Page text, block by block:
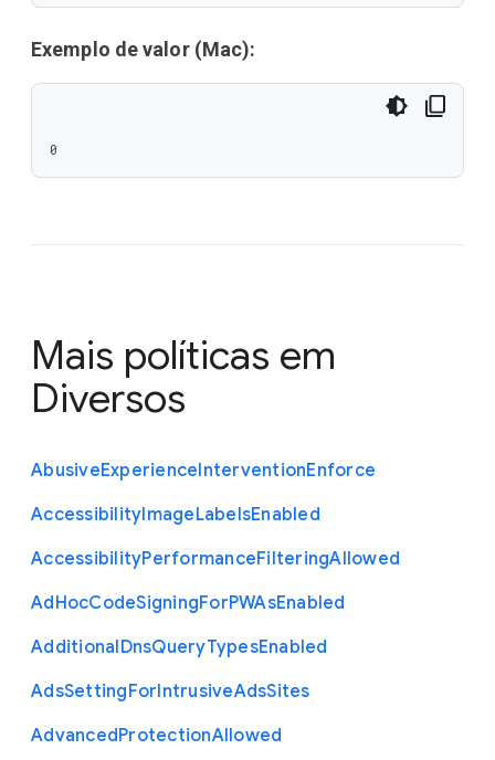
Exemplo de valor (Mac):
0
Mais políticas em
Diversos
AbusiveExperienceInterventionEnforce
AccessibilityImageLabelsEnabled
AccessibilityPerformanceFilteringAllowed
AdHocCodeSigningForPWAsEnabled
AdditionalDnsQueryTypesEnabled
AdsSettingForIntrusiveAdsSites
AdvancedProtectionAllowed